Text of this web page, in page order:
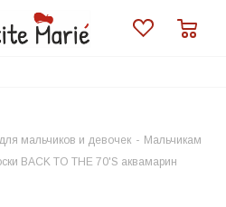
мальчиков и девочек - Мальчикам
BACK TO THE 70'S аквамарин